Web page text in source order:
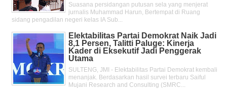
Suasana persidangan putusan sela yang menjerat
jurnalis Muhammad Harun, Bertempat di Ruang
sidang pengadilan negeri kelas IA Sub...
Elektabilitas Partai Demokrat Naik Jadi
8,1 Persen, Talitti Paluge: Kinerja
Kader di Eksekutif Jadi Penggerak
Utama
SULTENG, JMI - Elektabilitas Partai Demokrat kembali
menanjak. Berdasarkan hasil survei terbaru Saiful
Mujani Research and Consulting (SMRC...